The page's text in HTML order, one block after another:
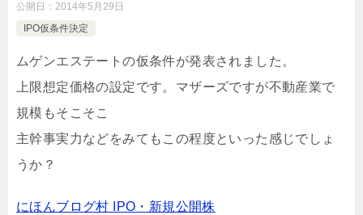
公開日： 2014年5月29日
IPO仮条件決定
ムゲンエステートの仮条件が発表されました。
上限想定価格の設定です。マザーズですが不動産業で
規模もそこそこ
主幹事実力などをみてもこの程度といった感じでしょ
うか？
にほんブログ村 IPO・新規公開株